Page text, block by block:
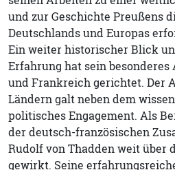
und zur Geschichte Preußens
Deutschlands und Europas
Ein weiter historischer Blick
Erfahrung hat sein besonderes
und Frankreich gerichtet. Der
Ländern galt neben dem
politisches Engagement. Als
der deutsch-französischen
Rudolf von Thadden weit über
gewirkt. Seine